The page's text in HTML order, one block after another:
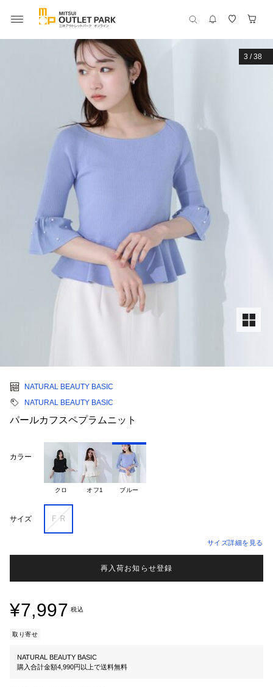
3 /38
NATURAL BEAUTY BASIC
NATURAL BEAUTY BASIC
パールカフスペプラムニット
カラー
クロ オフ1 ブルー
サイズ ＦＲ
サイズ詳細を見る
再入荷お知らせ登録
¥7,997 税込
取り寄せ
NATURAL BEAUTY BASIC
購入合計金額4,990円以上で送料無料